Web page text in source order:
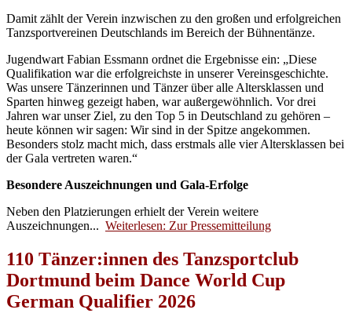
Damit zählt der Verein inzwischen zu den großen und erfolgreichen
Tanzsportvereinen Deutschlands im Bereich der Bühnentänze.
Jugendwart Fabian Essmann ordnet die Ergebnisse ein: „Diese
Qualifikation war die erfolgreichste in unserer Vereinsgeschichte.
Was unsere Tänzerinnen und Tänzer über alle Altersklassen und
Sparten hinweg gezeigt haben, war außergewöhnlich. Vor drei
Jahren war unser Ziel, zu den Top 5 in Deutschland zu gehören –
heute können wir sagen: Wir sind in der Spitze angekommen.
Besonders stolz macht mich, dass erstmals alle vier Altersklassen bei
der Gala vertreten waren.“
Besondere Auszeichnungen und Gala-Erfolge
Neben den Platzierungen erhielt der Verein weitere
Auszeichnungen... Weiterlesen: Zur Pressemitteilung
110 Tänzer:innen des Tanzsportclub
Dortmund beim Dance World Cup
German Qualifier 2026